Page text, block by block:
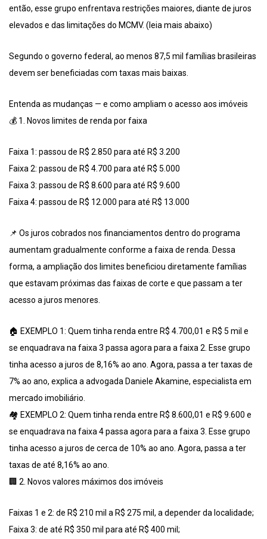
então, esse grupo enfrentava restrições maiores, diante de juros
elevados e das limitações do MCMV. (leia mais abaixo)
Segundo o governo federal, ao menos 87,5 mil famílias brasileiras
devem ser beneficiadas com taxas mais baixas.
Entenda as mudanças — e como ampliam o acesso aos imóveis
💰 1. Novos limites de renda por faixa
Faixa 1: passou de R$ 2.850 para até R$ 3.200
Faixa 2: passou de R$ 4.700 para até R$ 5.000
Faixa 3: passou de R$ 8.600 para até R$ 9.600
Faixa 4: passou de R$ 12.000 para até R$ 13.000
📌 Os juros cobrados nos financiamentos dentro do programa
aumentam gradualmente conforme a faixa de renda. Dessa
forma, a ampliação dos limites beneficiou diretamente famílias
que estavam próximas das faixas de corte e que passam a ter
acesso a juros menores.
🏠 EXEMPLO 1: Quem tinha renda entre R$ 4.700,01 e R$ 5 mil e
se enquadrava na faixa 3 passa agora para a faixa 2. Esse grupo
tinha acesso a juros de 8,16% ao ano. Agora, passa a ter taxas de
7% ao ano, explica a advogada Daniele Akamine, especialista em
mercado imobiliário.
🏘️ EXEMPLO 2: Quem tinha renda entre R$ 8.600,01 e R$ 9.600 e
se enquadrava na faixa 4 passa agora para a faixa 3. Esse grupo
tinha acesso a juros de cerca de 10% ao ano. Agora, passa a ter
taxas de até 8,16% ao ano.
🏢 2. Novos valores máximos dos imóveis
Faixas 1 e 2: de R$ 210 mil a R$ 275 mil, a depender da localidade;
Faixa 3: de até R$ 350 mil para até R$ 400 mil;